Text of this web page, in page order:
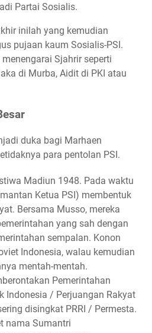
Partai Sosialis.
inilah yang kemudian
pujaan kaum Sosialis-PSI.
Sjahrir seperti
di Murba, Aidit di PKI atau
duka bagi Marhaen
para pentolan PSI.
Madiun 1948. Pada waktu
Ketua PSI) membentuk
Bersama Musso, mereka
yang sah dengan
sempalan. Konon
Indonesia, walau kemudian
mentah-mentah.
Pemerintahan
Indonesia / Perjuangan Rakyat
disingkat PRRI / Permesta.
nama Sumantri